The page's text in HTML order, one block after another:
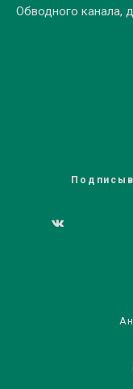
Обводного канала,